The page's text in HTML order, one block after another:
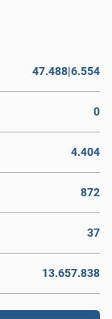
47.488|6.554
0
4.404
872
37
13.657.838